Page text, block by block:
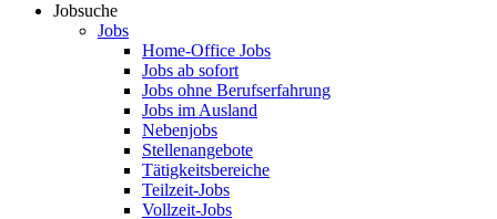
Jobsuche
Jobs
Home-Office Jobs
Jobs ab sofort
Jobs ohne Berufserfahrung
Jobs im Ausland
Nebenjobs
Stellenangebote
Tätigkeitsbereiche
Teilzeit-Jobs
Vollzeit-Jobs